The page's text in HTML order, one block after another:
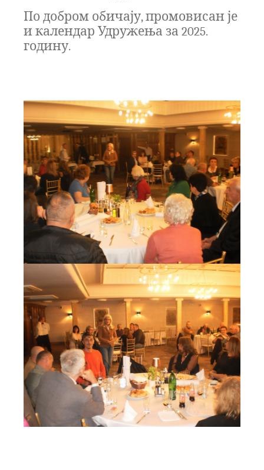
По добром обичају, промовисан је
и календар Удружења за 2025.
годину.